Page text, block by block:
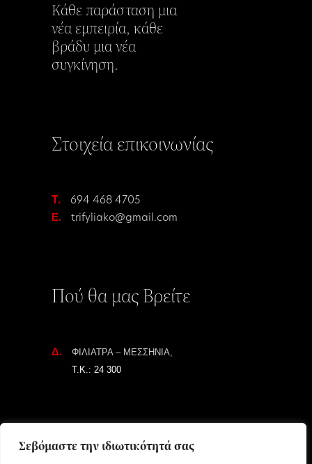
Σεβόμαστε την ιδιωτικότητά σας
Κάθε παράσταση μια
νέα εμπειρία, κάθε
βράδυ μια νέα
συγκίνηση.
Στοιχεία επικοινωνίας
T. 694 468 4705
Ε. trifyliako@gmail.com
Πού θα μας Βρείτε
Δ.
ΦΙΛΙΑΤΡΑ – ΜΕΣΣΗΝΙΑ,
Τ.Κ.: 24 300